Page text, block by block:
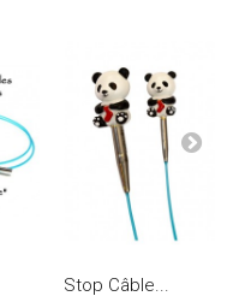
Stop Câble...